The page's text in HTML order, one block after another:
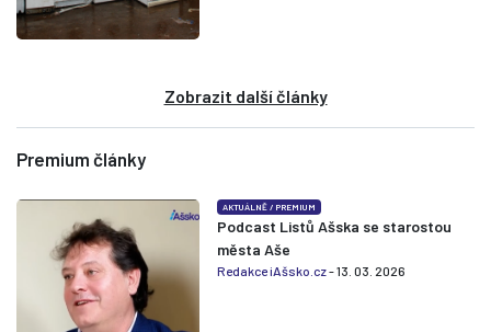
Zobrazit další články
Premium články
AKTUÁLNĚ /PREMIUM
Podcast Listů Ašska se starostou
města Aše
Redakce iAšsko.cz- 13. 03. 2026